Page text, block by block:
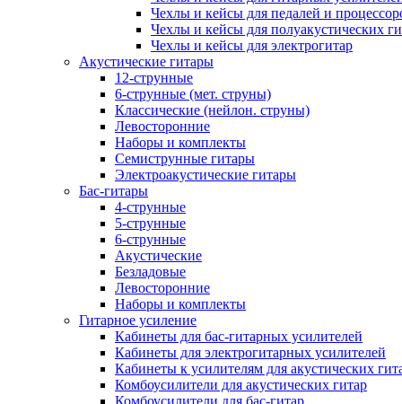
Чехлы и кейсы для педалей и
Чехлы и кейсы для полуакустических
Чехлы и кейсы для электрогитар
Акустические гитары
12-струнные
6-струнные (мет. струны)
Классические (нейлон. струны)
Левосторонние
Наборы и комплекты
Семиструнные гитары
Электроакустические гитары
Бас-гитары
4-струнные
5-струнные
6-струнные
Акустические
Безладовые
Левосторонние
Наборы и комплекты
Гитарное усиление
Кабинеты для бас-гитарных усилителей
Кабинеты для электрогитарных усилителей
Кабинеты к усилителям для акустических
Комбоусилители для акустических гитар
Комбоусилители для бас-гитар